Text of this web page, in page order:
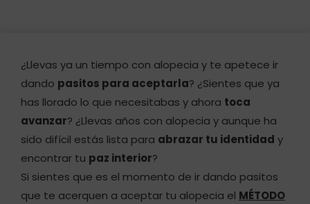
¿Llevas ya un tiempo con alopecia y te apetece ir
dando pasitos para aceptarla? ¿Sientes que ya
has llorado lo que necesitabas y ahora toca
avanzar? ¿Llevas años con alopecia y aunque ha
sido difícil estás lista para abrazar tu identidad y
encontrar tu paz interior?
Si sientes que es el momento de ir dando pasitos
que te acerquen a aceptar tu alopecia el MÉTODO